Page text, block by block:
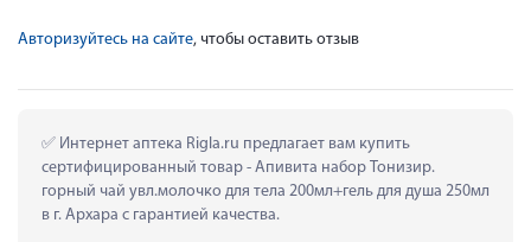
Авторизуйтесь на сайте, чтобы оставить отзыв
Интернет аптека Rigla.ru предлагает вам купить
сертифицированный товар - Апивита набор Тонизир.
горный чай увл.молочко для тела 200мл+гель для душа 250мл
в г. Архара с гарантией качества.